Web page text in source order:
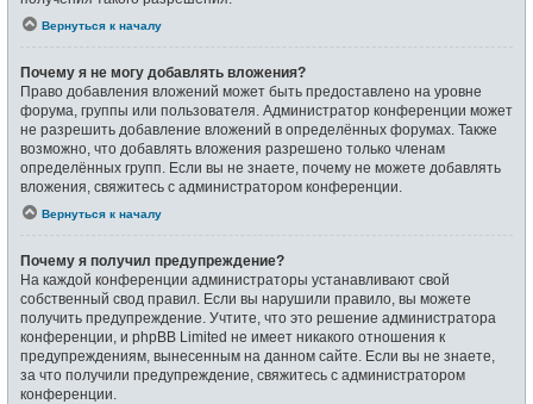
Вернуться к началу
Почему я не могу добавлять вложения?
Право добавления вложений может быть предоставлено на уровне
форума, группы или пользователя. Администратор конференции может
не разрешить добавление вложений в определённых форумах. Также
возможно, что добавлять вложения разрешено только членам
определённых групп. Если вы не знаете, почему не можете добавлять
вложения, свяжитесь с администратором конференции.
Вернуться к началу
Почему я получил предупреждение?
На каждой конференции администраторы устанавливают свой
собственный свод правил. Если вы нарушили правило, вы можете
получить предупреждение. Учтите, что это решение администратора
конференции, и phpBB Limited не имеет никакого отношения к
предупреждениям, вынесенным на данном сайте. Если вы не знаете,
за что получили предупреждение, свяжитесь с администратором
конференции.